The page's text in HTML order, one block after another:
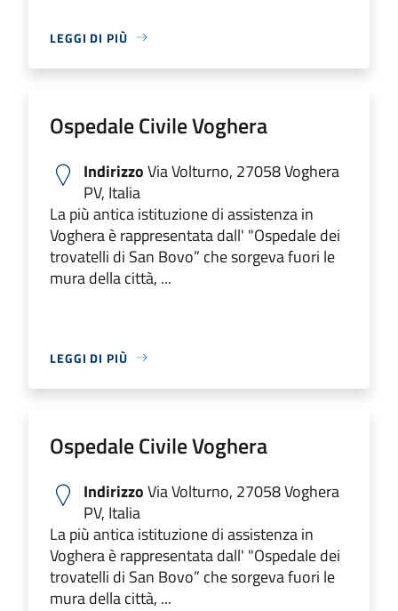
LEGGI DI PIÙ
Ospedale Civile Voghera
IndirizzoVia Volturno, 27058 Voghera
PV, Italia
La più antica istituzione di assistenza in
Voghera è rappresentata dall' "Ospedale dei
trovatelli di San Bovo” che sorgeva fuori le
mura della città, ...
LEGGI DI PIÙ
Ospedale Civile Voghera
IndirizzoVia Volturno, 27058 Voghera
PV, Italia
La più antica istituzione di assistenza in
Voghera è rappresentata dall' "Ospedale dei
trovatelli di San Bovo” che sorgeva fuori le
mura della città, ...